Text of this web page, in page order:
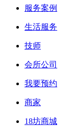
服务案例
生活服务
技师
会所公司
我要预约
商家
18坊商城